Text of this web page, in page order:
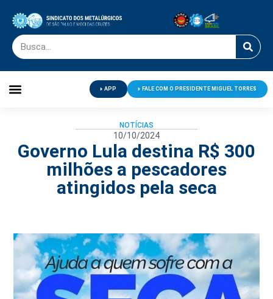
APP FALE COM O PRESIDENTE MIGUEL TORRES
NOTÍCIAS
10/10/2024
Governo Lula destina R$ 300
milhões a pescadores
atingidos pela seca